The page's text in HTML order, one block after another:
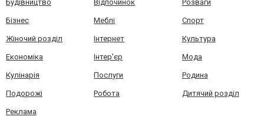
Будівництво Відпочинок Розваги
Бізнес Меблі Спорт
Жіночий розділ Інтернет Культура
Економіка Інтер'єр Мода
Кулінарія Послуги Родина
Подорожі Робота Дитячий розділ
Реклама